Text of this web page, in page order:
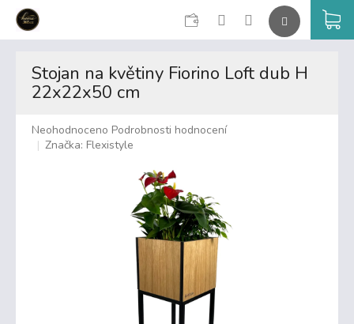
CZK
Stojan na květiny Fiorino Loft dub H
22x22x50 cm
Průměrné
hodnocení
Neohodnoceno Podrobnosti hodnocení
Značka: Flexistyle